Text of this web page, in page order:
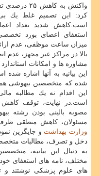
واكنش به
كرد: این تصمیم غلط یك
است.كاهش شدید تعداد
استعفای اعضای بورد
میزان ساعت موظفی، عدم
بالا در مراكز غیر مجهز، عدم
مشاوره ها و امكانات
این بیانیه به آنها اشاره شده
شده كه متخصصین بیهوشی
این اقدام نه یك مطالبه
مصوبه بالینی بودن رشته
مسئولان، كاهش منطقی
وزارت بهداشت
دخل و تصرف، مطالبات
به دنبال این بیانیه،
مختلف، نامه های استعفای
های علوم پزشكی نوشتند و